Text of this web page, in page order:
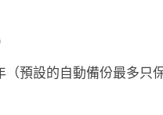
預設的自動備份最多只